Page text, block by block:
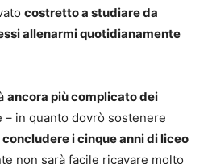
costretto a studiare da
allenarmi quotidianamente
ancora più complicato dei
– in quanto dovrò sostenere
i cinque anni di liceo
non sarà facile ricavare molto